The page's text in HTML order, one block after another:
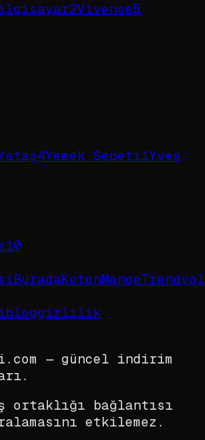
2Vivense5
4Yemek Sepeti1Yves
10
KotonMangoTrendyol
bloggizlilik
— güncel indirim
ortaklığı bağlantısı
etkilemez.